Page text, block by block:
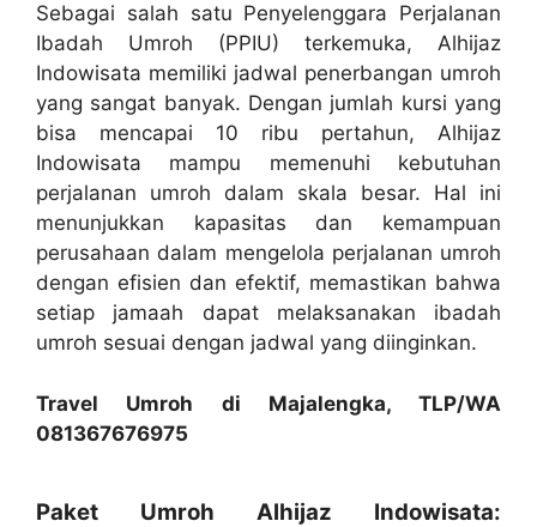
Sebagai salah satu Penyelenggara Perjalanan
Ibadah Umroh (PPIU) terkemuka, Alhijaz
Indowisata memiliki jadwal penerbangan umroh
yang sangat banyak. Dengan jumlah kursi yang
bisa mencapai 10 ribu pertahun, Alhijaz
Indowisata mampu memenuhi kebutuhan
perjalanan umroh dalam skala besar. Hal ini
menunjukkan kapasitas dan kemampuan
perusahaan dalam mengelola perjalanan umroh
dengan efisien dan efektif, memastikan bahwa
setiap jamaah dapat melaksanakan ibadah
umroh sesuai dengan jadwal yang diinginkan.
Travel Umroh di Majalengka, TLP/WA
081367676975
Paket Umroh Alhijaz Indowisata: